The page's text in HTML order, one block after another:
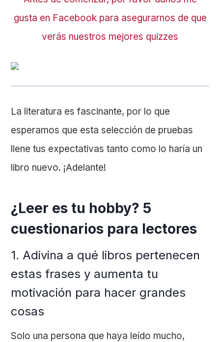
gusta en Facebook para asegurarnos de que
verás nuestros mejores quizzes
La literatura es fascinante, por lo que
esperamos que esta selección de pruebas
llene tus expectativas tanto como lo haría un
libro nuevo. ¡Adelante!
¿Leer es tu hobby? 5
cuestionarios para lectores
1. Adivina a qué libros pertenecen
estas frases y aumenta tu
motivación para hacer grandes
cosas
Solo una persona que haya leído mucho,